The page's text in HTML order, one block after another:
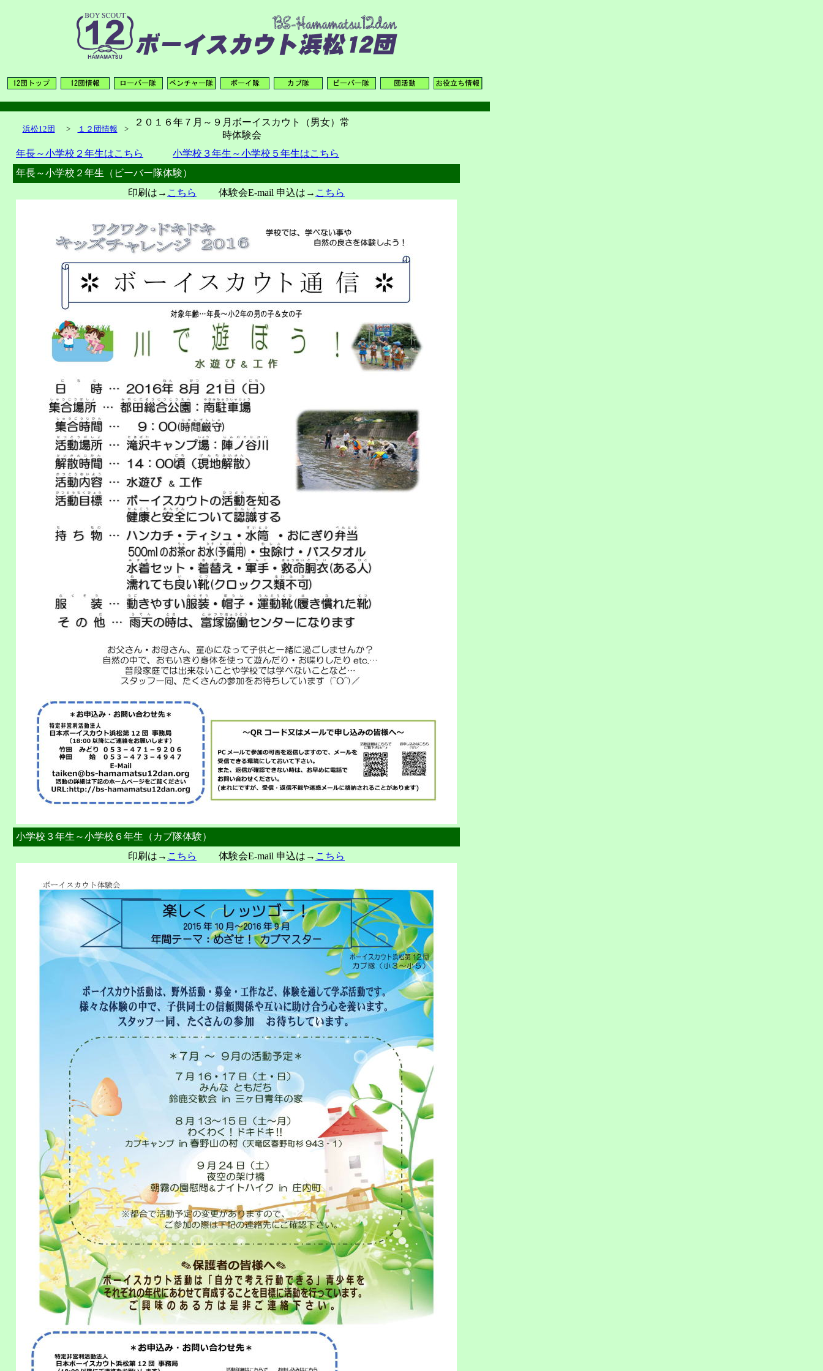
浜松12団 > １２団情報 >
２０１６年７月～９月ボーイスカウト（男女）常
時体験会
年長～小学校２年生はこちら
小学校３年生～小学校５年生はこちら
年長～小学校２年生（ビーバー隊体験）
印刷は→ こちら 体験会E-mail 申込は→ こちら
小学校３年生～小学校６年生（カブ隊体験）
印刷は→ こちら 体験会E-mail 申込は→ こちら